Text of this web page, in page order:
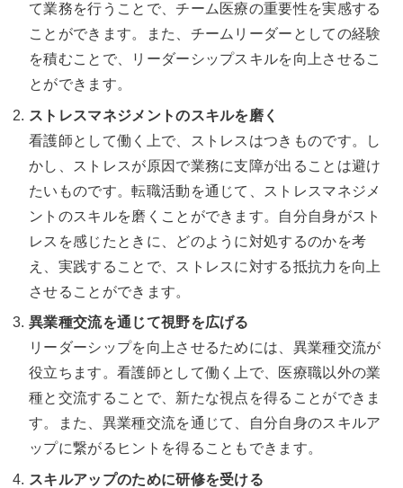
て業務を行うことで、チーム医療の重要性を実感する
ことができます。また、チームリーダーとしての経験
を積むことで、リーダーシップスキルを向上させるこ
とができます。
ストレスマネジメントのスキルを磨く
看護師として働く上で、ストレスはつきものです。し
かし、ストレスが原因で業務に支障が出ることは避け
たいものです。転職活動を通じて、ストレスマネジメ
ントのスキルを磨くことができます。自分自身がスト
レスを感じたときに、どのように対処するのかを考
え、実践することで、ストレスに対する抵抗力を向上
させることができます。
異業種交流を通じて視野を広げる
リーダーシップを向上させるためには、異業種交流が
役立ちます。看護師として働く上で、医療職以外の業
種と交流することで、新たな視点を得ることができま
す。また、異業種交流を通じて、自分自身のスキルア
ップに繋がるヒントを得ることもできます。
スキルアップのために研修を受ける